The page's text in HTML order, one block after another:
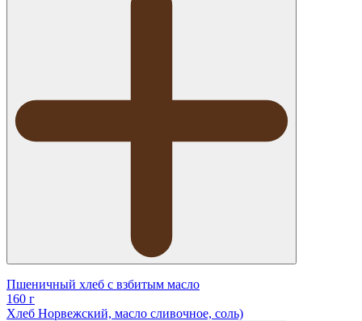
Пшеничный хлеб с взбитым масло
160 г
Хлеб Норвежский, масло сливочное, соль)